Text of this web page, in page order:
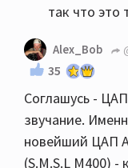
так что это
Alex_Bob
35
Соглашусь -
звучание.
новейший ЦАП
(S.M.S.L M400)